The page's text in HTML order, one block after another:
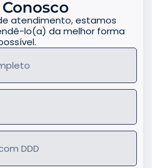
atendimento, estamos
lo(a) da melhor forma